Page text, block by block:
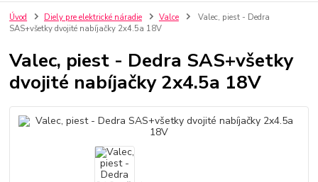
Úvod Diely pre elektrické náradie Valce
Valec, piest - Dedra
SAS+všetky dvojité nabíjačky 2x4.5a 18V
Valec, piest - Dedra SAS+všetky
dvojité nabíjačky 2x4.5a 18V